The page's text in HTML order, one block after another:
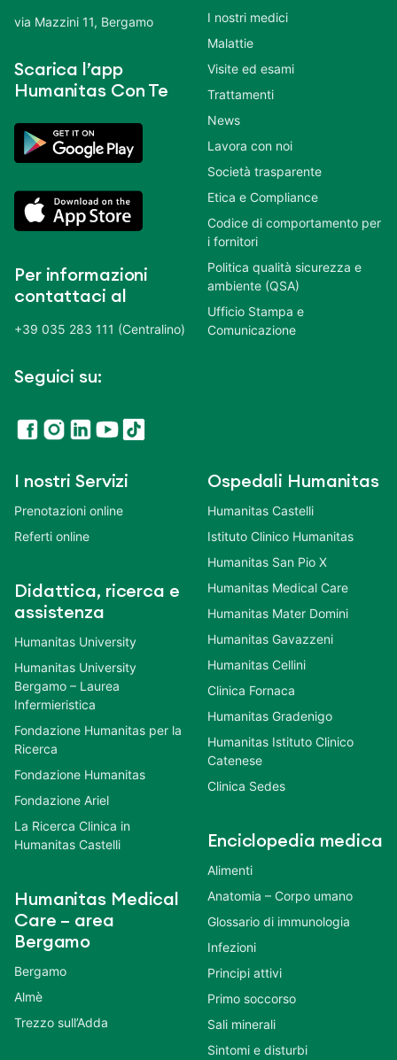
via Mazzini 11, Bergamo
Scarica l’app
Humanitas Con Te
Per informazioni
contattaci al
+39 035 283 111 (Centralino)
Seguici su:
I nostri medici
Malattie
Visite ed esami
Trattamenti
News
Lavora con noi
Società trasparente
Etica e Compliance
Codice di comportamento per
i fornitori
Politica qualità sicurezza e
ambiente (QSA)
Ufficio Stampa e
Comunicazione
I nostri Servizi
Prenotazioni online
Referti online
Didattica, ricerca e
assistenza
Humanitas University
Humanitas University
Bergamo – Laurea
Infermieristica
Fondazione Humanitas per la
Ricerca
Fondazione Humanitas
Fondazione Ariel
La Ricerca Clinica in
Humanitas Castelli
Humanitas Medical
Care – area
Bergamo
Bergamo
Almè
Trezzo sull’Adda
Ospedali Humanitas
Humanitas Castelli
Istituto Clinico Humanitas
Humanitas San Pio X
Humanitas Medical Care
Humanitas Mater Domini
Humanitas Gavazzeni
Humanitas Cellini
Clinica Fornaca
Humanitas Gradenigo
Humanitas Istituto Clinico
Catenese
Clinica Sedes
Enciclopedia medica
Alimenti
Anatomia – Corpo umano
Glossario di immunologia
Infezioni
Principi attivi
Primo soccorso
Sali minerali
Sintomi e disturbi